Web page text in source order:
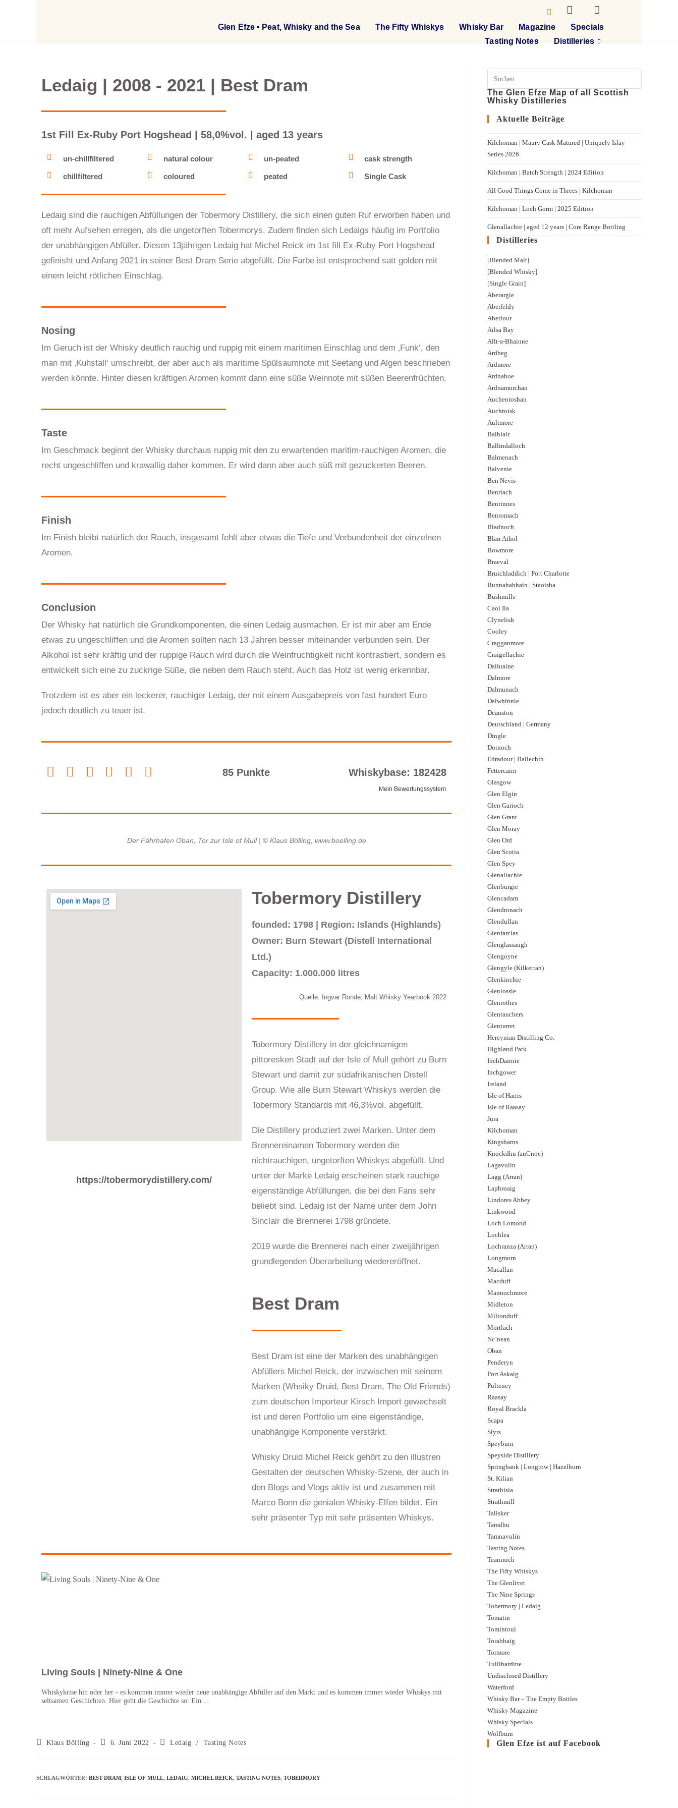
Glen Efze • Peat, Whisky and the Sea The Fifty Whiskys Whisky Bar Magazine
Specials
Tasting Notes
Distilleries
Ledaig | 2008 - 2021 | Best Dram
1st Fill Ex-Ruby Port Hogshead | 58,0%vol. | aged 13 years
un-chillfiltered
chillfiltered
natural colour
coloured
un-peated
peated
cask strength
Single Cask
Ledaig sind die rauchigen Abfüllungen der Tobermory Distillery, die sich einen guten Ruf erworben haben und
oft mehr Aufsehen erregen, als die ungetorften Tobermorys. Zudem finden sich Ledaigs häufig im Portfolio
der unabhängigen Abfüller. Diesen 13jährigen Ledaig hat Michel Reick im 1st fill Ex-Ruby Port Hogshead
gefinisht und Anfang 2021 in seiner Best Dram Serie abgefüllt. Die Farbe ist entsprechend satt golden mit
einem leicht rötlichen Einschlag.
Nosing
Im Geruch ist der Whisky deutlich rauchig und ruppig mit einem maritimen Einschlag und dem ‚Funk‘, den
man mit ‚Kuhstall‘ umschreibt, der aber auch als maritime Spülsaumnote mit Seetang und Algen beschrieben
werden könnte. Hinter diesen kräftigen Aromen kommt dann eine süße Weinnote mit süßen Beerenfrüchten.
Taste
Im Geschmack beginnt der Whisky durchaus ruppig mit den zu erwartenden maritim-rauchigen Aromen, die
recht ungeschliffen und krawallig daher kommen. Er wird dann aber auch süß mit gezuckerten Beeren.
Finish
Im Finish bleibt natürlich der Rauch, insgesamt fehlt aber etwas die Tiefe und Verbundenheit der einzelnen
Aromen.
Conclusion
Der Whisky hat natürlich die Grundkomponenten, die einen Ledaig ausmachen. Er ist mir aber am Ende
etwas zu ungeschliffen und die Aromen sollten nach 13 Jahren besser miteinander verbunden sein. Der
Alkohol ist sehr kräftig und der ruppige Rauch wird durch die Weinfruchtigkeit nicht kontrastiert, sondern es
entwickelt sich eine zu zuckrige Süße, die neben dem Rauch steht. Auch das Holz ist wenig erkennbar.
Trotzdem ist es aber ein leckerer, rauchiger Ledaig, der mit einem Ausgabepreis von fast hundert Euro
jedoch deutlich zu teuer ist.
85 Punkte Whiskybase: 182428
Mein Bewertungssystem
Der Fährhafen Oban, Tor zur Isle of Mull | © Klaus Bölling, www.boelling.de
https://tobermorydistillery.com/
Tobermory Distillery
founded: 1798 | Region: Islands (Highlands)
Owner: Burn Stewart (Distell International
Ltd.)
Capacity: 1.000.000 litres
Quelle: Ingvar Ronde, Malt Whisky Yearbook 2022
Tobermory Distillery in der gleichnamigen
pittoresken Stadt auf der Isle of Mull gehört zu Burn
Stewart und damit zur südafrikanischen Distell
Group. Wie alle Burn Stewart Whiskys werden die
Tobermory Standards mit 46,3%vol. abgefüllt.
Die Distillery produziert zwei Marken. Unter dem
Brennereinamen Tobermory werden die
nichtrauchigen, ungetorften Whiskys abgefüllt. Und
unter der Marke Ledaig erscheinen stark rauchige
eigenständige Abfüllungen, die bei den Fans sehr
beliebt sind. Ledaig ist der Name unter dem John
Sinclair die Brennerei 1798 gründete.
2019 wurde die Brennerei nach einer zweijährigen
grundlegenden Überarbeitung wiedereröffnet.
Best Dram
Best Dram ist eine der Marken des unabhängigen
Abfüllers Michel Reick, der inzwischen mit seinem
Marken (Whsiky Druid, Best Dram, The Old Friends)
zum deutschen Importeur Kirsch Import gewechselt
ist und deren Portfolio um eine eigenständige,
unabhängige Komponente verstärkt.
Whisky Druid Michel Reick gehört zu den illustren
Gestalten der deutschen Whisky-Szene, der auch in
den Blogs and Vlogs aktiv ist und zusammen mit
Marco Bonn die genialen Whisky-Elfen bildet. Ein
sehr präsenter Typ mit sehr präsenten Whiskys.
Living Souls | Ninety-Nine & One
Whiskykrise hin oder her - es kommen immer wieder neue unabhängige Abfüller auf den Markt und es kommen immer wieder Whiskys mit
seltsamen Geschichten. Hier geht die Geschichte so: Ein ...
Peallach | LDG08-1.2024 | 2015 – 2024 | Peat Wave
Peat Wave ist eine Serie rauchiger Whiskys des unabhängigen Abfüllers The
'known as Peallach'. Loch Peallach ist ein See in der Nähe von Tobermory ...
Klaus Bölling 6. Juni 2022 Ledaig / Tasting Notes
SCHLAGWÖRTER: BEST DRAM, ISLE OF MULL, LEDAIG, MICHEL REICK, TASTING NOTES, TOBERMORY
The Glen Efze Map of all Scottish
Whisky Distilleries
Aktuelle Beiträge
Kilchoman | Maury Cask Matured | Uniquely Islay
Series 2026
Kilchoman | Batch Strength | 2024 Edition
All Good Things Come in Threes | Kilchoman
Kilchoman | Loch Gorm​ | 2025 Edition
Glenallachie | aged 12 years | Core Range Bottling
Distilleries
[Blended Malt]
[Blended Whisky]
[Single Grain]
Aberargie
Aberfeldy
Aberlour
Ailsa Bay
Allt-a-Bhainne
Ardbeg
Ardmore
Ardnahoe
Ardnamurchan
Auchentoshan
Auchroisk
Aultmore
Balblair
Ballindalloch
Balmenach
Balvenie
Ben Nevis
Benriach
Benrinnes
Benromach
Bladnoch
Blair Athol
Bowmore
Braeval
Bruichladdich | Port Charlotte
Bunnahabhain | Staoisha
Bushmills
Caol Ila
Clynelish
Cooley
Cragganmore
Craigellachie
Dailuaine
Dalmore​
Dalmunach
Dalwhinnie
Deanston
Deutschland | Germany
Dingle
Dornoch
Edradour | Ballechin
Fettercairn
Glasgow
Glen Elgin
Glen Garioch
Glen Grant
Glen Moray
Glen Ord
Glen Scotia
Glen Spey
Glenallachie
Glenburgie
Glencadam
Glendronach
Glendullan
Glenfarclas
Glenglassaugh
Glengoyne
Glengyle (Kilkerran)
Glenkinchie
Glenlossie
Glenrothes
Glentauchers
Glenturret
Hercynian Distilling Co.
Highland Park
InchDairnie
Inchgower
Ireland
Isle of Harris
Isle of Raasay
Jura
Kilchoman
Kingsbarns
Knockdhu (anCnoc)
Lagavulin
Lagg (Arran)
Laphroaig
Lindores Abbey
Linkwood
Loch Lomond
Lochlea
Lochranza (Arran)
Longmorn
Macallan
Macduff
Mannochmore
Midleton
Miltonduff
Mortlach
Nc’nean
Oban
Penderyn
Port Askaig
Pulteney
Raasay
Royal Brackla
Scapa
Slyrs
Speyburn
Speyside Distillery
Springbank | Longrow | Hazelburn
St. Kilian
Strathisla
Strathmill
Talisker
Tamdhu
Tamnavulin
Tasting Notes
Teaninich
The Fifty Whiskys
The Glenlivet
The Nine Springs
Tobermory | Ledaig
Tomatin
Tomintoul
Torabhaig
Tormore
Tullibardine
Undisclosed Distillery
Waterford
Whisky Bar – The Empty Bottles
Whisky Magazine
Whisky Specials
Wolfburn
Glen Efze ist auf Facebook